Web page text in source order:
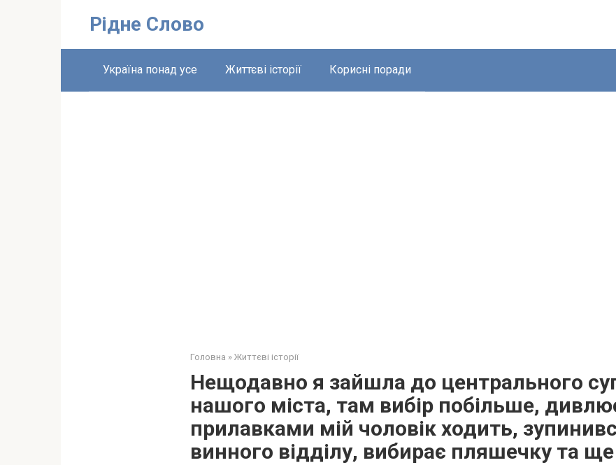
Рідне Слово
Україна понад усе Життєві історії Корисні поради
Головна » Життєві історії
Нещодавно я зайшла до центрального
нашого міста, там вибір побільше,
прилавками мій чоловік ходить,
винного відділу, вибирає пляшечку та